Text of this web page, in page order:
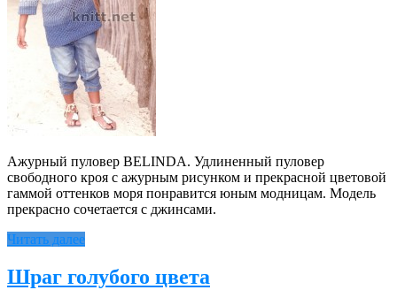
Ажурный пуловер BELINDA. Удлиненный пуловер
свободного кроя с ажурным рисунком и прекрасной цветовой
гаммой оттенков моря понравится юным модницам. Модель
прекрасно сочетается с джинсами.
Читать далее
Шраг голубого цвета